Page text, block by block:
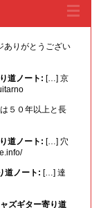
ありがとうござい
道ノート: […] 京
５０年以上と長
道ノート: […] 穴
道ノート: […] 達
ズギター寄り道